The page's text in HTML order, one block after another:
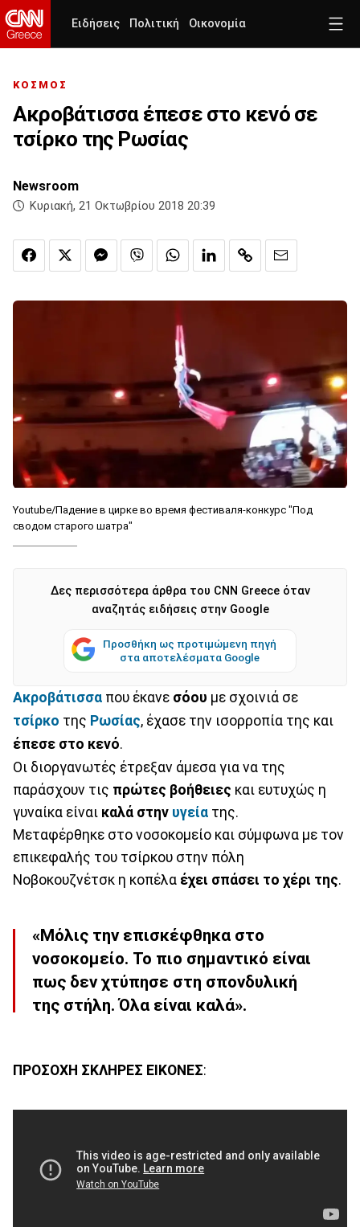
Ειδήσεις Πολιτική Οικονομία
ΚΟΣΜΟΣ
Ακροβάτισσα έπεσε στο κενό σε
τσίρκο της Ρωσίας
Newsroom
Κυριακή, 21 Οκτωβρίου 2018 20:39
Youtube/Падение в цирке во время фестиваля-конкурс "Под
сводом старого шатра"
Δες περισσότερα άρθρα του CNN Greece όταν
αναζητάς ειδήσεις στην Google
Προσθήκη ως προτιμώμενη πηγή
στα αποτελέσματα Google
Ακροβάτισσα που έκανε σόου με σχοινιά σε
τσίρκο της Ρωσίας, έχασε την ισορροπία της και
έπεσε στο κενό.
Οι διοργανωτές έτρεξαν άμεσα για να της
παράσχουν τις πρώτες βοήθειες και ευτυχώς η
γυναίκα είναι καλά στην υγεία της.
Μεταφέρθηκε στο νοσοκομείο και σύμφωνα με τον
επικεφαλής του τσίρκου στην πόλη
Νοβοκουζνέτσκ η κοπέλα έχει σπάσει το χέρι της.
«Μόλις την επισκέφθηκα στο
νοσοκομείο. Το πιο σημαντικό είναι
πως δεν χτύπησε στη σπονδυλική
της στήλη. Όλα είναι καλά».
ΠΡΟΣΟΧΗ ΣΚΛΗΡΕΣ ΕΙΚΟΝΕΣ: